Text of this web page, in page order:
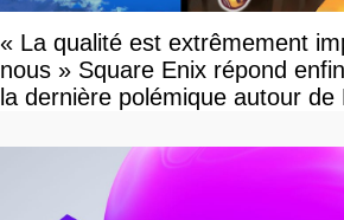
« La qualité est extrêmement
nous » Square Enix répond
la dernière polémique autour de